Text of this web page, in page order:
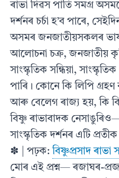
ৰাভা দিৱস পাতি সমগ্ৰ
দৰ্শনৰ চৰ্চা হ’ব পাৰে,
অসমৰ জনজাতীয়সকলৰ
আলোচনা চক্র, জনজাতীয়
সাংস্কৃতিক সন্ধিয়া,
পাৰি। কোনে কি লিপি
আৰু বেলেগ ৰাজ্য হয়, কি
বিষ্ণু ৰাভাবাদক
সাংস্কৃতিক দর্শনৰ এটি
✽ | পঢ়ক:বিষ্ণুপ্ৰসাদ ৰাভা
মোৰ এই প্রশ্ন— ৰজাঘৰ-